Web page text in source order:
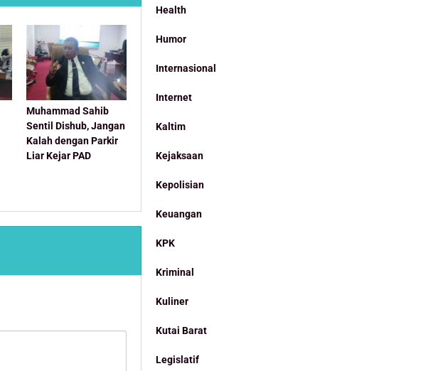
Muhammad Sahib
Sentil Dishub, Jangan
Kalah dengan Parkir
Liar Kejar PAD
Health
Humor
Internasional
Internet
Kaltim
Kejaksaan
Kepolisian
Keuangan
KPK
Kriminal
Kuliner
Kutai Barat
Legislatif